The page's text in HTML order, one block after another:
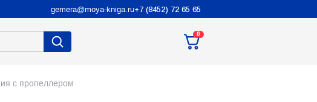
gemera@moya-kniga.ru+7 (8452) 72 65 65
0
с пропеллером